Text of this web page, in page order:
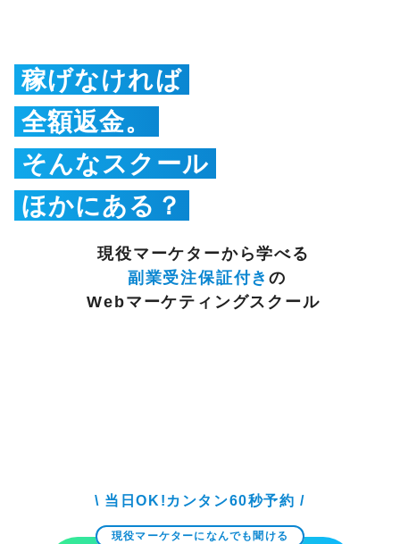
稼げなければ
全額返金。
そんなスクール
ほかにある？
現役マーケターから学べる
副業受注保証付きの
Webマーケティングスクール
\ 当日OK!カンタン60秒予約 /
現役マーケターになんでも聞ける